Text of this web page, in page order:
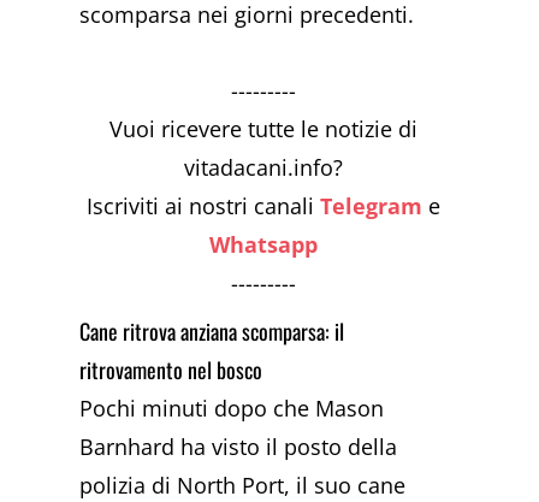
scomparsa nei giorni precedenti.
---------
Vuoi ricevere tutte le notizie di
vitadacani.info?
Iscriviti ai nostri canaliTelegram e
Whatsapp
---------
Cane ritrova anziana scomparsa: il
ritrovamento nel bosco
Pochi minuti dopo che Mason
Barnhard ha visto il posto della
polizia di North Port, il suo cane